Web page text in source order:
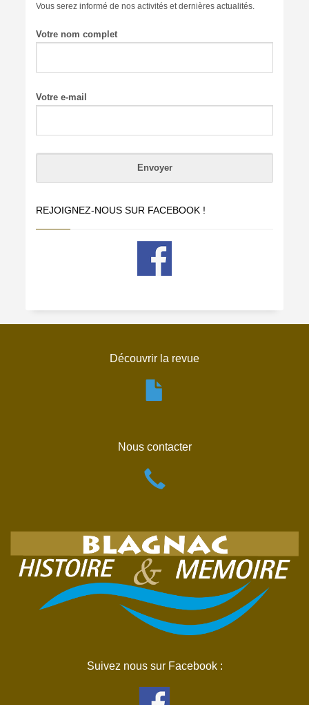
Vous serez informé de nos activités et dernières actualités.
Votre nom complet
Votre e-mail
REJOIGNEZ-NOUS SUR FACEBOOK !
Découvrir la revue
Nous contacter
Suivez nous sur Facebook :